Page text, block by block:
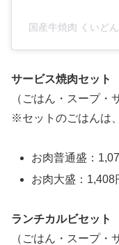
国産牛焼肉 くいど
サービス焼肉セット
（ごはん・スープ・
※セットのごはんは
お肉普通盛：
お肉大盛：1,408
ランチカルビセット
（ごはん・スープ・